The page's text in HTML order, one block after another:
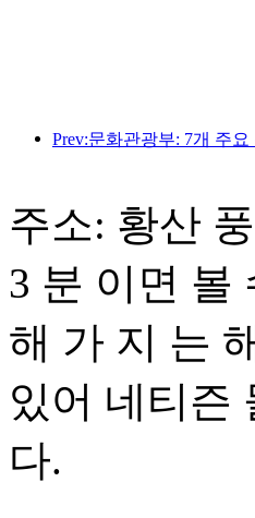
주소: 황산
3 분 이면 볼
해 가 지 는
있어 네티즌
다.